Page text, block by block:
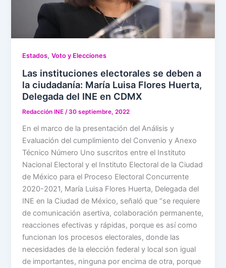
Estados,Voto y Elecciones
Las instituciones electorales se deben a
la ciudadanía: María Luisa Flores Huerta,
Delegada del INE en CDMX
Redacción INE/30 septiembre, 2022
En el marco de la presentación del Análisis y
Evaluación del cumplimiento del Convenio y Anexo
Técnico Número Uno suscritos entre el Instituto
Nacional Electoral y el Instituto Electoral de la Ciudad
de México para el Proceso Electoral Concurrente
2020-2021, María Luisa Flores Huerta, Delegada del
INE en la Ciudad de México, señaló que “se requiere
de comunicación asertiva, colaboración permanente,
reacciones efectivas y rápidas, porque es así como
funcionan los procesos electorales, donde las
necesidades de la elección federal y local son igual
de importantes, ninguna por encima de otra, porque